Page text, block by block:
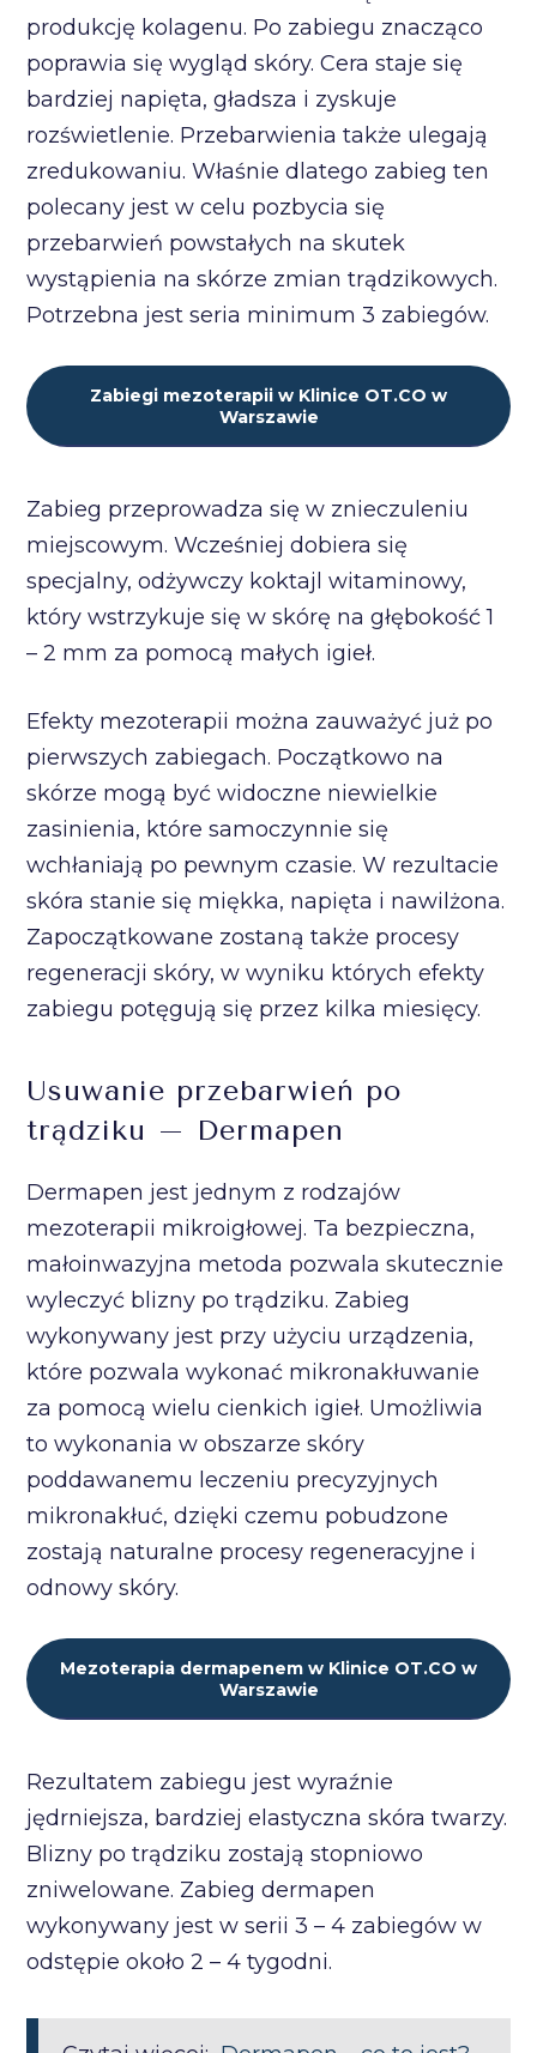
produkcję kolagenu. Po zabiegu znacząco
poprawia się wygląd skóry. Cera staje się
bardziej napięta, gładsza i zyskuje
rozświetlenie. Przebarwienia także ulegają
zredukowaniu. Właśnie dlatego zabieg ten
polecany jest w celu pozbycia się
przebarwień powstałych na skutek
wystąpienia na skórze zmian trądzikowych.
Potrzebna jest seria minimum 3 zabiegów.
Zabiegi mezoterapii w Klinice OT.CO w
Warszawie
Zabieg przeprowadza się w znieczuleniu
miejscowym. Wcześniej dobiera się
specjalny, odżywczy koktajl witaminowy,
który wstrzykuje się w skórę na głębokość 1
– 2 mm za pomocą małych igieł.
Efekty mezoterapii można zauważyć już po
pierwszych zabiegach. Początkowo na
skórze mogą być widoczne niewielkie
zasinienia, które samoczynnie się
wchłaniają po pewnym czasie. W rezultacie
skóra stanie się miękka, napięta i nawilżona.
Zapoczątkowane zostaną także procesy
regeneracji skóry, w wyniku których efekty
zabiegu potęgują się przez kilka miesięcy.
Usuwanie przebarwień po
trądziku – Dermapen
Dermapen jest jednym z rodzajów
mezoterapii mikroigłowej. Ta bezpieczna,
małoinwazyjna metoda pozwala skutecznie
wyleczyć blizny po trądziku. Zabieg
wykonywany jest przy użyciu urządzenia,
które pozwala wykonać mikronakłuwanie
za pomocą wielu cienkich igieł. Umożliwia
to wykonania w obszarze skóry
poddawanemu leczeniu precyzyjnych
mikronakłuć, dzięki czemu pobudzone
zostają naturalne procesy regeneracyjne i
odnowy skóry.
Mezoterapia dermapenem w Klinice OT.CO w
Warszawie
Rezultatem zabiegu jest wyraźnie
jędrniejsza, bardziej elastyczna skóra twarzy.
Blizny po trądziku zostają stopniowo
zniwelowane. Zabieg dermapen
wykonywany jest w serii 3 – 4 zabiegów w
odstępie około 2 – 4 tygodni.